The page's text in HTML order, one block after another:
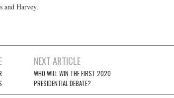
and Harvey.
NEXT ARTICLE
WHO WILL WIN THE FIRST 2020
PRESIDENTIAL DEBATE?